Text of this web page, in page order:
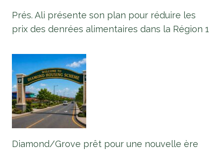
Prés. Ali présente son plan pour réduire les
prix des denrées alimentaires dans la Région 1
Diamond/Grove prêt pour une nouvelle ère